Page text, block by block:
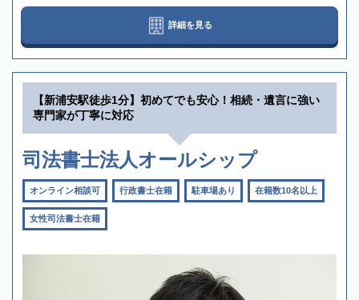
詳細を見る
【新浦安駅徒歩1分】初めてでも安心！相続・遺言に強い
専門家が丁寧に対応
司法書士法人オールシップ
オンライン相談可 行政書士在籍 駐車場あり 在籍数10名以上
女性司法書士在籍